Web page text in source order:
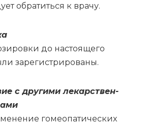
обратиться к врачу.
до на­сто­я­ще­го
за­ре­ги­стри­ро­ва­ны.
с дру­ги­ми ле­кар­ствен­
го­мео­па­ти­че­ских